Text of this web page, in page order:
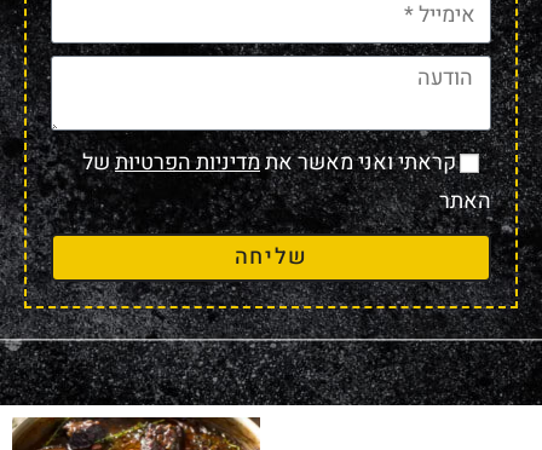
קראתי ואני מאשר אתמדיניות הפרטיותשל
האתר
שליחה